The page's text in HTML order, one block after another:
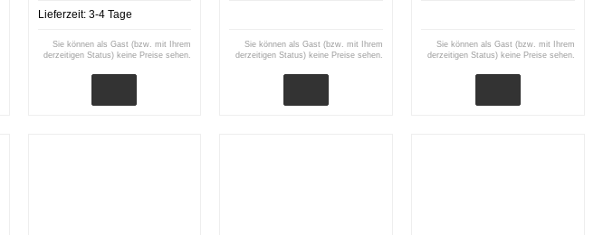
Lieferzeit: 3-4 Tage
Sie können als Gast (bzw. mit Ihrem
derzeitigen Status) keine Preise sehen.
Sie können als Gast (bzw. mit Ihrem
derzeitigen Status) keine Preise sehen.
Sie können als Gast (bzw. mit Ihrem
derzeitigen Status) keine Preise sehen.